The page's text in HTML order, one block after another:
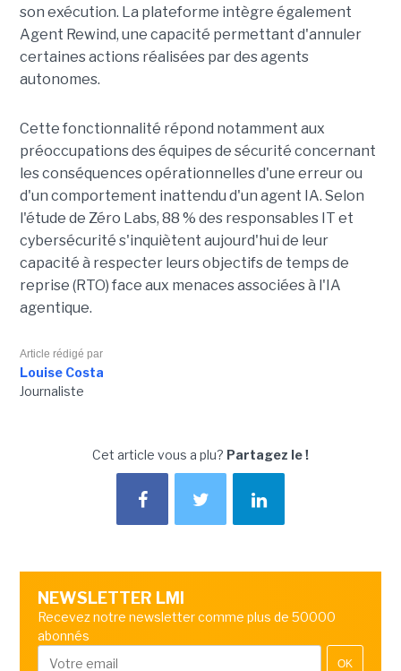
son exécution. La plateforme intègre également
Agent Rewind, une capacité permettant d'annuler
certaines actions réalisées par des agents
autonomes.
Cette fonctionnalité répond notamment aux
préoccupations des équipes de sécurité concernant
les conséquences opérationnelles d'une erreur ou
d'un comportement inattendu d'un agent IA. Selon
l'étude de Zéro Labs, 88 % des responsables IT et
cybersécurité s'inquiètent aujourd'hui de leur
capacité à respecter leurs objectifs de temps de
reprise (RTO) face aux menaces associées à l'IA
agentique.
Article rédigé par
Louise Costa
Journaliste
Cet article vous a plu? Partagez le !
NEWSLETTER LMI
Recevez notre newsletter comme plus de 50000
abonnés
OK